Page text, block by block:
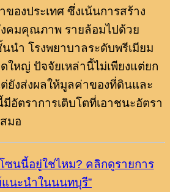
องประเทศ ซึ่งเน้นการสร้าง
คมคุณภาพ รายล้อมไปด้วย
นำ โรงพยาบาลระดับพรีเมียม
หญ่ ปัจจัยเหล่านี้ไม่เพียงแต่ยก
งส่งผลให้มูลค่าของที่ดินและ
อัตราการเติบโตที่เอาชนะอัตรา
มอ
ซนนี้อยู่ใช่ไหม? คลิกดูรายการ
นะนำในนนทบุรี”